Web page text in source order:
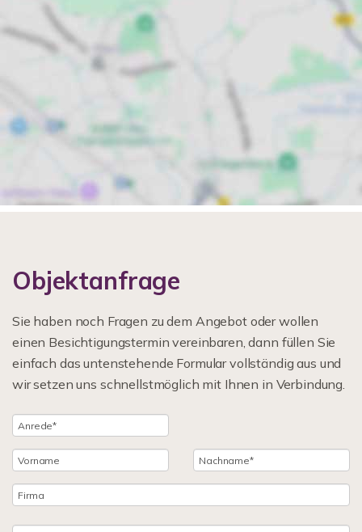
Objektanfrage
Sie haben noch Fragen zu dem Angebot oder wollen
einen Besichtigungstermin vereinbaren, dann füllen Sie
einfach das untenstehende Formular vollständig aus und
wir setzen uns schnellstmöglich mit Ihnen in Verbindung.